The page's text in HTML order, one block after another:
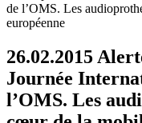
Web
de l’OMS. Les
européenne
26.02.2015
Journée
l’OMS. Les